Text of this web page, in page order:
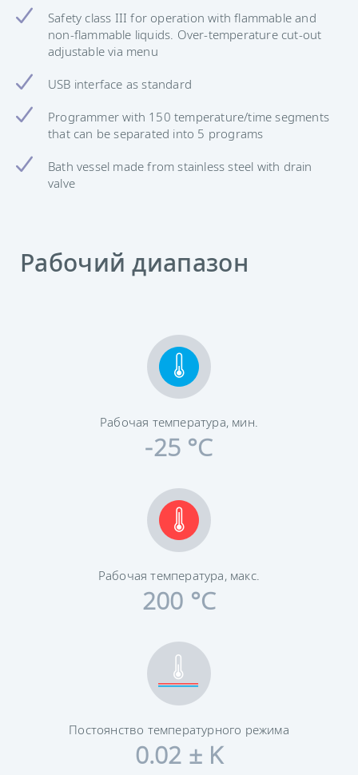
Safety class III for operation with flammable and
non-flammable liquids. Over-temperature cut-out
adjustable via menu
USB interface as standard
Programmer with 150 temperature/time segments
that can be separated into 5 programs
Bath vessel made from stainless steel with drain
valve
Рабочий диапазон
Рабочая температура, мин.
-25 °C
Рабочая температура, макс.
200 °C
Постоянство температурного режима
0.02 ± K